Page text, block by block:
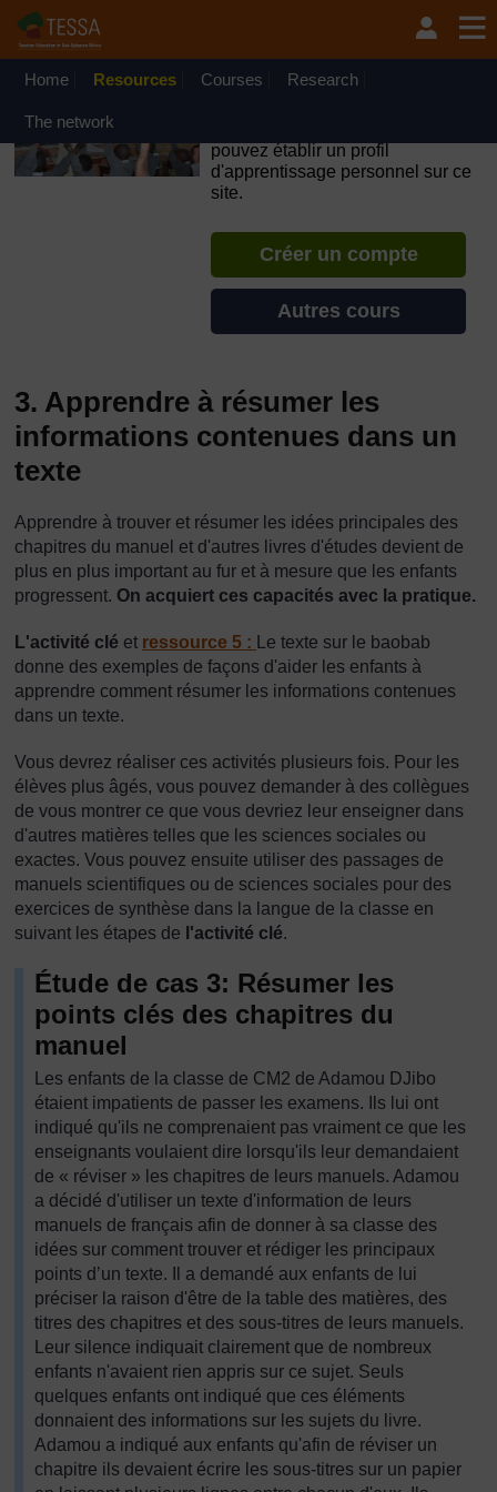
Passer au contenu principal
OpenLearn Create will be unavailable on Wednesday 12
August 2026 from 8am to 10.30am (GMT) due to routine
Home Resources Courses Research
The network
pouvez établir un profil
d'apprentissage personnel sur ce
site.
Créer un compte
Autres cours
3. Apprendre à résumer les
informations contenues dans un
texte
Apprendre à trouver et résumer les idées principales des
chapitres du manuel et d'autres livres d'études devient de
plus en plus important au fur et à mesure que les enfants
progressent. On acquiert ces capacités avec la pratique.
L'activité clé et ressource 5 :
Le texte sur le baobab
donne des exemples de façons d'aider les enfants à
apprendre comment résumer les informations contenues
dans un texte.
Vous devrez réaliser ces activités plusieurs fois. Pour les
élèves plus âgés, vous pouvez demander à des collègues
de vous montrer ce que vous devriez leur enseigner dans
d'autres matières telles que les sciences sociales ou
exactes. Vous pouvez ensuite utiliser des passages de
manuels scientifiques ou de sciences sociales pour des
exercices de synthèse dans la langue de la classe en
suivant les étapes de l'activité clé.
Étude de cas 3: Résumer les
points clés des chapitres du
manuel
Les enfants de la classe de CM2 de Adamou DJibo
étaient impatients de passer les examens. Ils lui ont
indiqué qu'ils ne comprenaient pas vraiment ce que les
enseignants voulaient dire lorsqu'ils leur demandaient
de « réviser » les chapitres de leurs manuels. Adamou
a décidé d'utiliser un texte d'information de leurs
manuels de français afin de donner à sa classe des
idées sur comment trouver et rédiger les principaux
points d’un texte. Il a demandé aux enfants de lui
préciser la raison d'être de la table des matières, des
titres des chapitres et des sous-titres de leurs manuels.
Leur silence indiquait clairement que de nombreux
enfants n'avaient rien appris sur ce sujet. Seuls
quelques enfants ont indiqué que ces éléments
donnaient des informations sur les sujets du livre.
Adamou a indiqué aux enfants qu'afin de réviser un
chapitre ils devaient écrire les sous-titres sur un papier